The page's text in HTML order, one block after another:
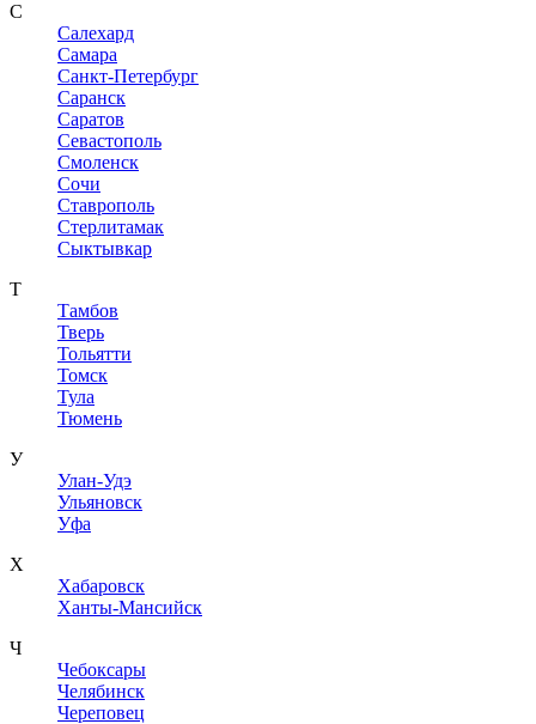
С
Салехард
Самара
Санкт-Петербург
Саранск
Саратов
Севастополь
Смоленск
Сочи
Ставрополь
Стерлитамак
Сыктывкар
Т
Тамбов
Тверь
Тольятти
Томск
Тула
Тюмень
У
Улан-Удэ
Ульяновск
Уфа
Х
Хабаровск
Ханты-Мансийск
Ч
Чебоксары
Челябинск
Череповец